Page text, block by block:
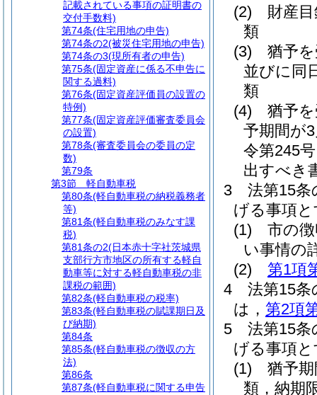
(2)
財産
類
(3)
猶予
並びに同
類
(4)
猶予
予期間が
令第245
出すべき
3
法第15
げる事項
(1)
市の
い事情の
(2)
第1項
4
法第15条
は， 第2項
5
法第15
げる事項
(1)
猶予
類，納期
記載されている事項の証明書の
交付手数料)
第74条(住宅用地の申告)
第74条の2(被災住宅用地の申告)
第74条の3(現所有者の申告)
第75条(固定資産に係る不申告に
関する過料)
第76条(固定資産評価員の設置の
特例)
第77条(固定資産評価審査委員会
の設置)
第78条(審査委員会の委員の定
数)
第79条
第3節
軽自動車税
第80条(軽自動車税の納税義務者
等)
第81条(軽自動車税のみなす課
税)
第81条の2(日本赤十字社茨城県
支部行方市地区の所有する軽自
動車等に対する軽自動車税の非
課税の範囲)
第82条(軽自動車税の税率)
第83条(軽自動車税の賦課期日及
び納期)
第84条
第85条(軽自動車税の徴収の方
法)
第86条
第87条(軽自動車税に関する申告